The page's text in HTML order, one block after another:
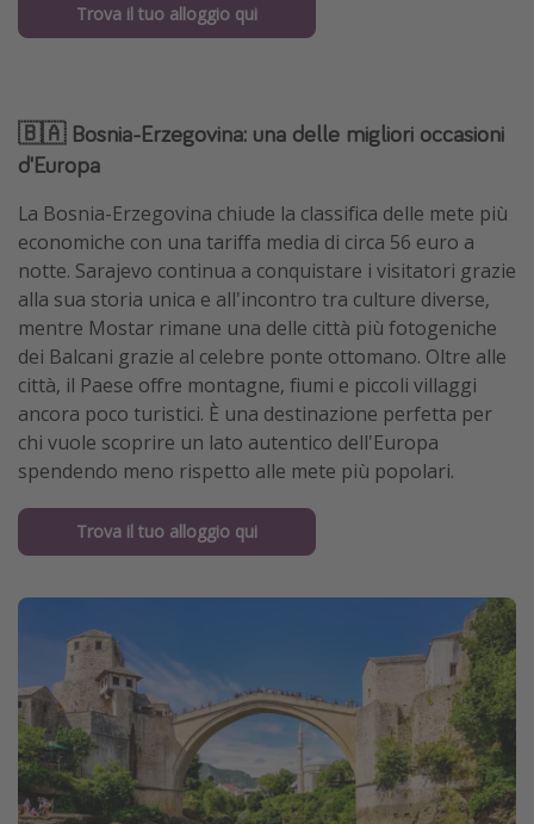
Trova il tuo alloggio qui
🇧🇦 Bosnia-Erzegovina: una delle migliori occasioni
d'Europa
La Bosnia-Erzegovina chiude la classifica delle mete più
economiche con una tariffa media di circa 56 euro a
notte. Sarajevo continua a conquistare i visitatori grazie
alla sua storia unica e all'incontro tra culture diverse,
mentre Mostar rimane una delle città più fotogeniche
dei Balcani grazie al celebre ponte ottomano. Oltre alle
città, il Paese offre montagne, fiumi e piccoli villaggi
ancora poco turistici. È una destinazione perfetta per
chi vuole scoprire un lato autentico dell'Europa
spendendo meno rispetto alle mete più popolari.
Trova il tuo alloggio qui